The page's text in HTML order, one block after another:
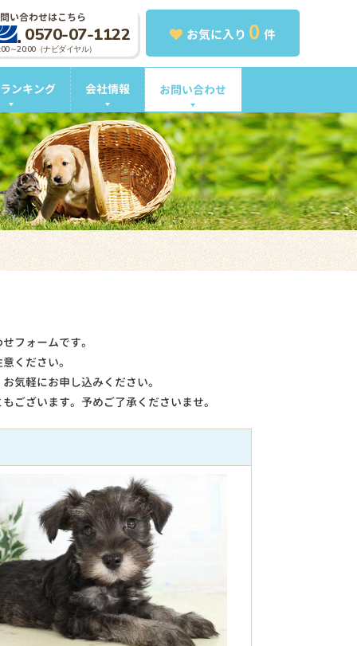
お気に入り 0 件
い合わせはこちら
0570-07-1122
～20:00（ナビダイヤル）
ンキング 会社情報 お問い合わせ
フォームです。
ください。
気軽にお申し込みください。
ございます。予めご了承くださいませ。